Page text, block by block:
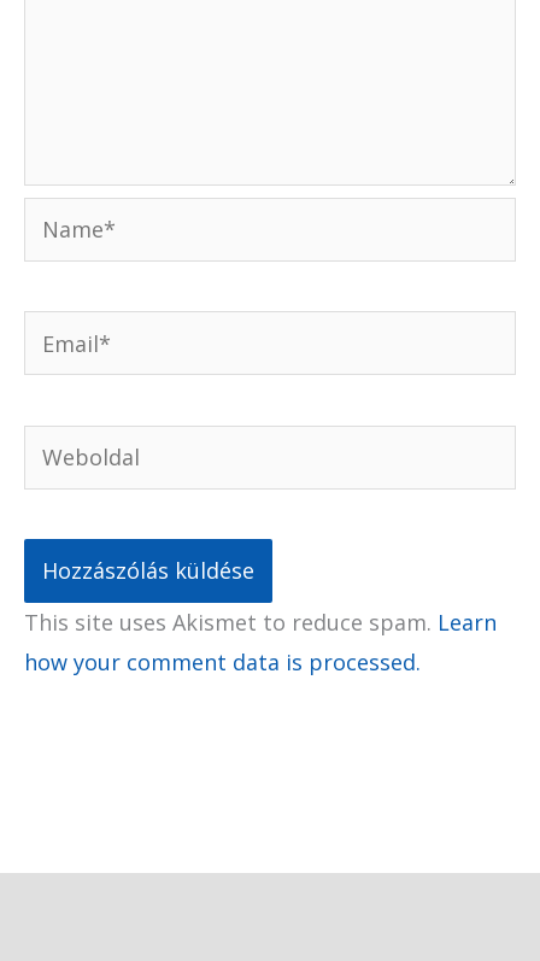
Name*
Email*
Weboldal
This site uses Akismet to reduce spam. Learn
how your comment data is processed.